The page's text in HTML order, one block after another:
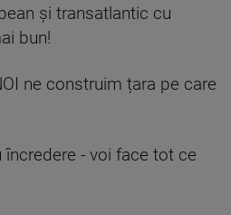
și transatlantic cu
bun!
ne construim țara pe care
- voi face tot ce